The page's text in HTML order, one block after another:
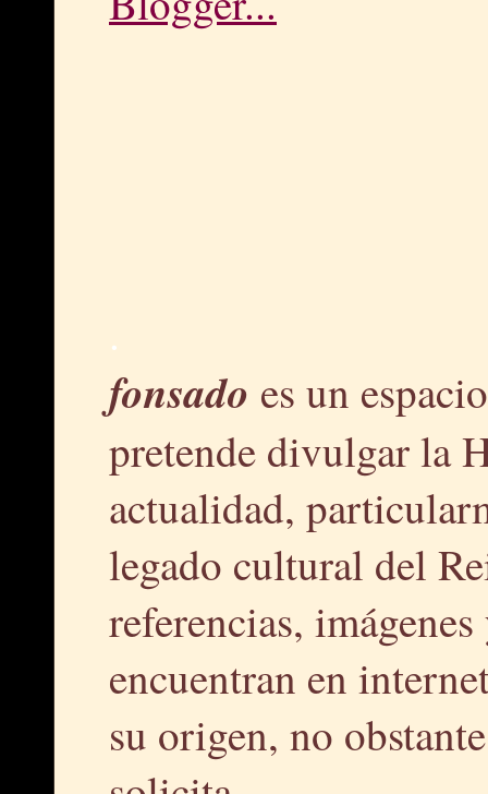
.
fonsado es un
pretende divulgar la
actualidad,
legado cultural del
referencias,
encuentran en
su origen, no